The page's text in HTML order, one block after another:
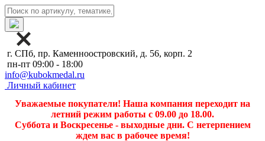
г. СПб, пр. Каменноостровский, д. 56, корп. 2
пн-пт 09:00 - 18:00
info@kubokmedal.ru
Личный кабинет
Уважаемые покупатели! Наша компания переходит на
летний режим работы с 09.00 до 18.00.
Суббота и Воскресенье - выходные дни. С нетерпением
ждем вас в рабочее время!